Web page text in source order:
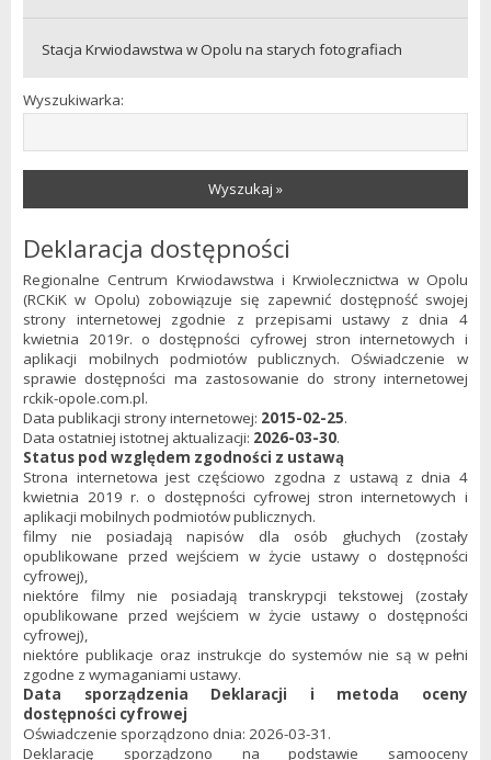
Stacja Krwiodawstwa w Opolu na starych fotografiach
Wyszukiwarka:
Wyszukaj »
Deklaracja dostępności
Regionalne Centrum Krwiodawstwa i Krwiolecznictwa w Opolu
(RCKiK w Opolu) zobowiązuje się zapewnić dostępność swojej
strony internetowej zgodnie z przepisami ustawy z dnia 4
kwietnia 2019r. o dostępności cyfrowej stron internetowych i
aplikacji mobilnych podmiotów publicznych. Oświadczenie w
sprawie dostępności ma zastosowanie do strony internetowej
rckik-opole.com.pl.
Data publikacji strony internetowej: 2015-02-25.
Data ostatniej istotnej aktualizacji: 2026-03-30.
Status pod względem zgodności z ustawą
Strona internetowa jest częściowo zgodna z ustawą z dnia 4
kwietnia 2019 r. o dostępności cyfrowej stron internetowych i
aplikacji mobilnych podmiotów publicznych.
filmy nie posiadają napisów dla osób głuchych (zostały
opublikowane przed wejściem w życie ustawy o dostępności
cyfrowej),
niektóre filmy nie posiadają transkrypcji tekstowej (zostały
opublikowane przed wejściem w życie ustawy o dostępności
cyfrowej),
niektóre publikacje oraz instrukcje do systemów nie są w pełni
zgodne z wymaganiami ustawy.
Data sporządzenia Deklaracji i metoda oceny
dostępności cyfrowej
Oświadczenie sporządzono dnia: 2026-03-31.
Deklarację sporządzono na podstawie samooceny